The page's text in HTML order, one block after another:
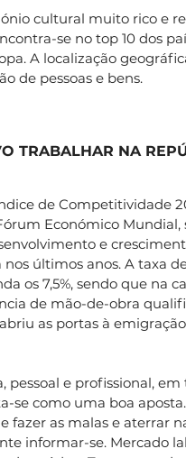
cultural muito rico e
se no top 10 dos
A localização
de pessoas e bens.
TRABALHAR NA
de Competitividade
Económico Mundial,
e
últimos anos. A taxa
os 7,5%, sendo que na
de mão-de-obra
as portas à
pessoal e profissional, em
se como uma boa
fazer as malas e aterrar
informar-se. Mercado